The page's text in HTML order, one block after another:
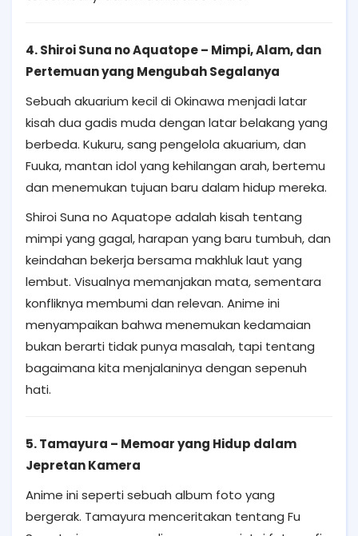
4. Shiroi Suna no Aquatope – Mimpi, Alam, dan
Pertemuan yang Mengubah Segalanya
Sebuah akuarium kecil di Okinawa menjadi latar
kisah dua gadis muda dengan latar belakang yang
berbeda. Kukuru, sang pengelola akuarium, dan
Fuuka, mantan idol yang kehilangan arah, bertemu
dan menemukan tujuan baru dalam hidup mereka.
Shiroi Suna no Aquatope adalah kisah tentang
mimpi yang gagal, harapan yang baru tumbuh, dan
keindahan bekerja bersama makhluk laut yang
lembut. Visualnya memanjakan mata, sementara
konfliknya membumi dan relevan. Anime ini
menyampaikan bahwa menemukan kedamaian
bukan berarti tidak punya masalah, tapi tentang
bagaimana kita menjalaninya dengan sepenuh
hati.
5. Tamayura – Memoar yang Hidup dalam
Jepretan Kamera
Anime ini seperti sebuah album foto yang
bergerak. Tamayura menceritakan tentang Fu